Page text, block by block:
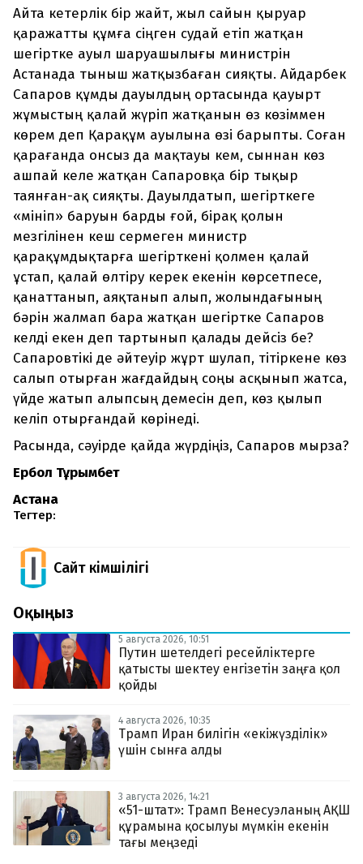
Айта кетерлік бір жайт, жыл сайын қыруар
қаражатты құмға сіңген судай етіп жатқан
шегіртке ауыл шаруашылығы министрін
Астанада тыныш жатқызбаған сияқты. Айдарбек
Сапаров құмды дауылдың ортасында қауырт
жұмыстың қалай жүріп жатқанын өз көзіммен
көрем деп Қарақұм ауылына өзі барыпты. Соған
қарағанда онсыз да мақтауы кем, сыннан көз
ашпай келе жатқан Сапаровқа бір тықыр
таянған-ақ сияқты. Дауылдатып, шегірткеге
«мініп» баруын барды ғой, бірақ қолын
мезгілінен кеш сермеген министр
қарақұмдықтарға шегірткені қолмен қалай
ұстап, қалай өлтіру керек екенін көрсетпесе,
қанаттанып, аяқтанып алып, жолындағының
бәрін жалмап бара жатқан шегіртке Сапаров
келді екен деп тартынып қалады дейсіз бе?
Сапаровтікі де әйтеуір жұрт шулап, тітіркене көз
салып отырған жағдайдың соңы асқынып жатса,
үйде жатып алыпсың демесін деп, көз қылып
келіп отырғандай көрінеді.
Расында, сәуірде қайда жүрдіңіз, Сапаров мырза?
Ербол Тұрымбет
Астана
Тегтер:
Сайт Әкімшілігі
Оқыңыз
5 августа 2026, 10:51
Путин шетелдегі ресейліктерге
қатысты шектеу енгізетін заңға қол
қойды
4 августа 2026, 10:35
Трамп Иран билігін «екіжүзділік»
үшін сынға алды
3 августа 2026, 14:21
«51-штат»: Трамп Венесуэланың АҚШ
құрамына қосылуы мүмкін екенін
тағы меңзеді